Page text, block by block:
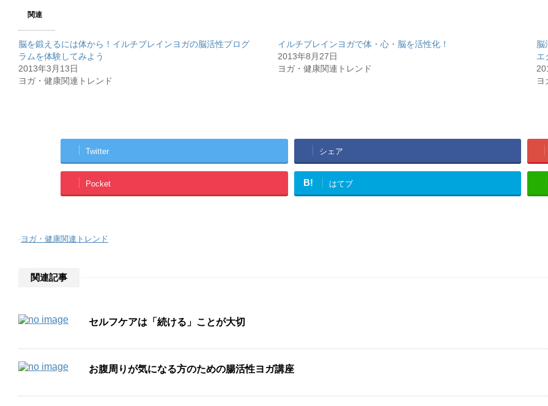
関連
脳を鍛えるには体から！イルチブレインヨガの脳活性プログ
ラムを体験してみよう
2013年3月13日
ヨガ・健康関連トレンド
イルチブレインヨガで体・心・脳を活性化！
2013年8月27日
ヨガ・健康関連トレンド
脳
エ
ヨ
Twitter シェア
Pocket B! はてブ
-ヨガ・健康関連トレンド
関連記事
セルフケアは「続ける」ことが大切
お腹周りが気になる方のための腸活性ヨガ講座